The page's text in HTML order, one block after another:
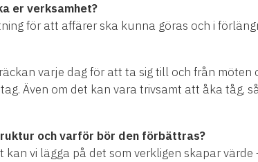
er verksamhet?
för att affärer ska kunna göras och i
varje dag för att ta sig till och från möten
Även om det kan vara trivsamt att åka tåg,
och varför bör den förbättras?
vi lägga på det som verkligen skapar